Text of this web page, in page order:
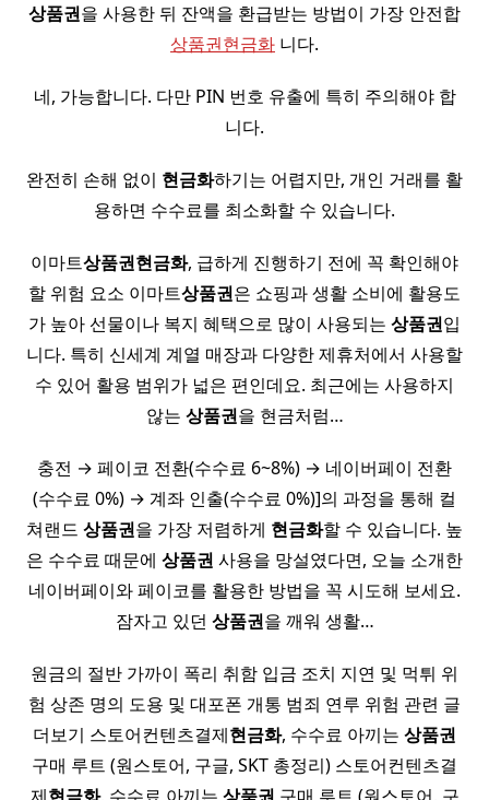
상품권을 사용한 뒤 잔액을 환급받는 방법이 가장 안전합
상품권현금화 니다.
네, 가능합니다. 다만 PIN 번호 유출에 특히 주의해야 합
니다.
완전히 손해 없이 현금화하기는 어렵지만, 개인 거래를 활
용하면 수수료를 최소화할 수 있습니다.
이마트상품권현금화, 급하게 진행하기 전에 꼭 확인해야
할 위험 요소 이마트상품권은 쇼핑과 생활 소비에 활용도
가 높아 선물이나 복지 혜택으로 많이 사용되는 상품권입
니다. 특히 신세계 계열 매장과 다양한 제휴처에서 사용할
수 있어 활용 범위가 넓은 편인데요. 최근에는 사용하지
않는 상품권을 현금처럼…
충전 → 페이코 전환(수수료 6~8%) → 네이버페이 전환
(수수료 0%) → 계좌 인출(수수료 0%)]의 과정을 통해 컬
쳐랜드 상품권을 가장 저렴하게 현금화할 수 있습니다. 높
은 수수료 때문에 상품권 사용을 망설였다면, 오늘 소개한
네이버페이와 페이코를 활용한 방법을 꼭 시도해 보세요.
잠자고 있던 상품권을 깨워 생활…
원금의 절반 가까이 폭리 취함 입금 조치 지연 및 먹튀 위
험 상존 명의 도용 및 대포폰 개통 범죄 연루 위험 관련 글
더보기 스토어컨텐츠결제현금화, 수수료 아끼는 상품권
구매 루트 (원스토어, 구글, SKT 총정리) 스토어컨텐츠결